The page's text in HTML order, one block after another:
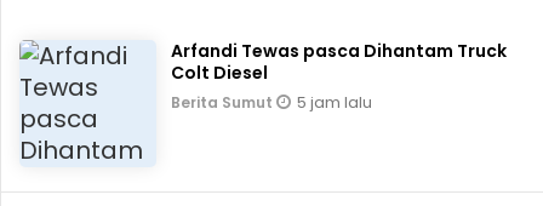
Arfandi Tewas pasca Dihantam Truck
Colt Diesel
Berita Sumut 5 jam lalu